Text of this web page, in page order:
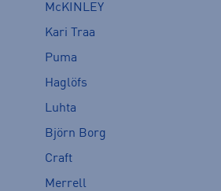
McKINLEY
Kari Traa
Puma
Haglöfs
Luhta
Björn Borg
Craft
Merrell